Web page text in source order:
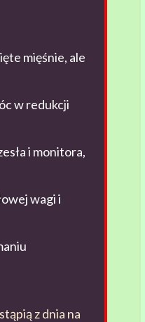
mięśnie, ale
w redukcji
i monitora,
wagi i
z dnia na